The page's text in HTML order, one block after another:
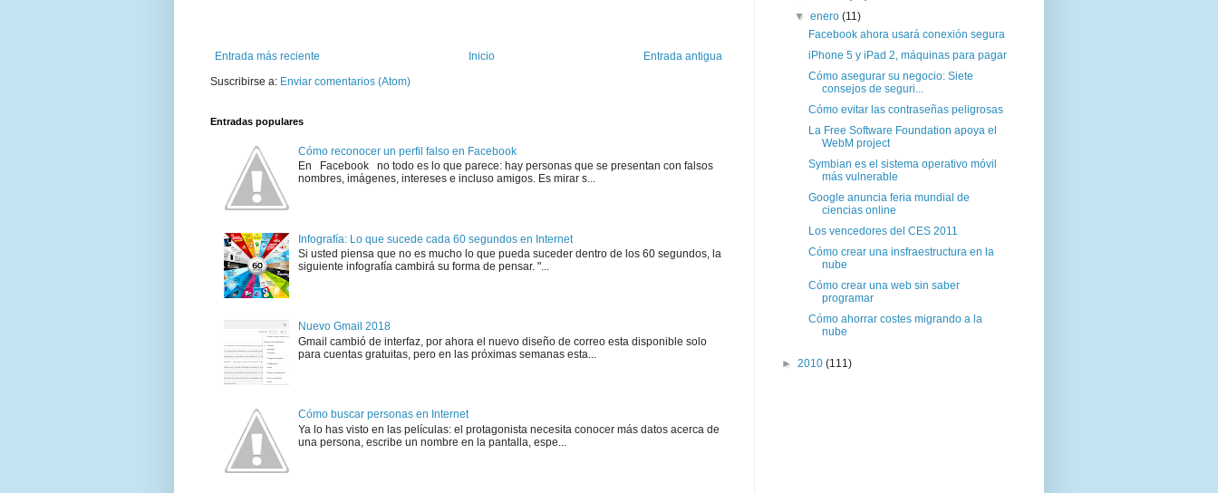
Entrada más reciente Entrada antigua
Inicio
Suscribirse a: Enviar comentarios (Atom)
Entradas populares
Cómo reconocer un perfil falso en Facebook
En Facebook no todo es lo que parece: hay personas que se presentan con falsos
nombres, imágenes, intereses e incluso amigos. Es mirar s...
Infografía: Lo que sucede cada 60 segundos en Internet
Si usted piensa que no es mucho lo que pueda suceder dentro de los 60 segundos, la
siguiente infografía cambirá su forma de pensar. "...
Nuevo Gmail 2018
Gmail cambió de interfaz, por ahora el nuevo diseño de correo esta disponible solo
para cuentas gratuitas, pero en las próximas semanas esta...
Cómo buscar personas en Internet
Ya lo has visto en las películas: el protagonista necesita conocer más datos acerca de
una persona, escribe un nombre en la pantalla, espe...
▼enero(11)
Facebook ahora usará conexión segura
iPhone 5 y iPad 2, máquinas para pagar
Cómo asegurar su negocio: Siete
consejos de seguri...
Cómo evitar las contraseñas peligrosas
La Free Software Foundation apoya el
WebM project
Symbian es el sistema operativo móvil
más vulnerable
Google anuncia feria mundial de
ciencias online
Los vencedores del CES 2011
Cómo crear una insfraestructura en la
nube
Cómo crear una web sin saber
programar
Cómo ahorrar costes migrando a la
nube
► 2010 (111)